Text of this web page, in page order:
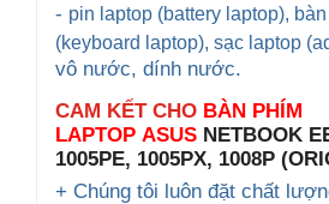
- pin laptop (battery laptop),
(keyboard laptop), sạc laptop
vô nước, dính nước.
CAM KẾT CHO BÀN PHÍM
LAPTOP ASUS NETBOOK
1005PE, 1005PX, 1008P
+ Chúng tôi luôn đặt chất